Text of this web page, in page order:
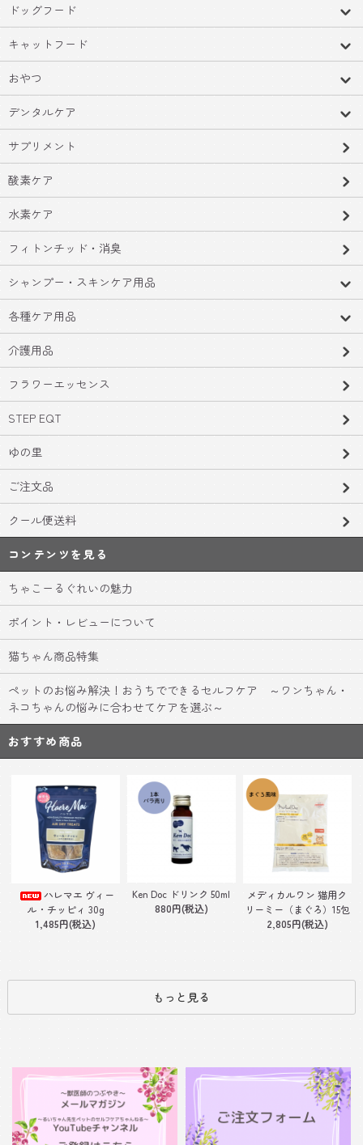
ドッグフード
キャットフード
おやつ
デンタルケア
サプリメント
酸素ケア
水素ケア
フィトンチッド・消臭
シャンプー・スキンケア用品
各種ケア用品
介護用品
フラワーエッセンス
STEP EQT
ゆの里
ご注文品
クール便送料
コンテンツを見る
ちゃこーるぐれいの魅力
ポイント・レビューについて
猫ちゃん商品特集
ペットのお悩み解決！おうちでできるセルフケア ～ワンちゃん・
ネコちゃんの悩みに合わせてケアを選ぶ～
おすすめ商品
ハレマエ ヴィー
ル・チッピィ 30g
1,485円(税込)
Ken Doc ドリンク 50ml
880円(税込)
メディカルワン 猫用ク
リーミー（まぐろ）15包
2,805円(税込)
もっと見る